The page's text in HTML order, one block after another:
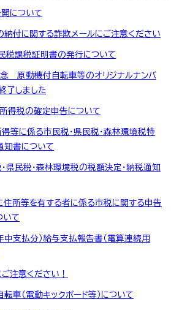
について
納付に関する詐欺メールにご注意ください
税課税証明書の発行について
原動機付自転車等のオリジナルナンバ
了しました
得税の確定申告について
に係る市民税・県民税・森林環境税特
知書について
民税・森林環境税の税額決定・納税通知
所等を有する者に係る市税に関する申告
いて
支払分）給与支払報告書（電算連続用
注意ください！
車（電動キックボード等）について